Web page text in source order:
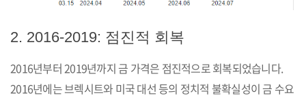
2. 2016-2019: 점진적 회복
2016년부터 2019년까지 금 가격은 점진적으로 회복되었습니다.
2016년에는 브렉시트와 미국 대선 등의 정치적 불확실성이 금 수요